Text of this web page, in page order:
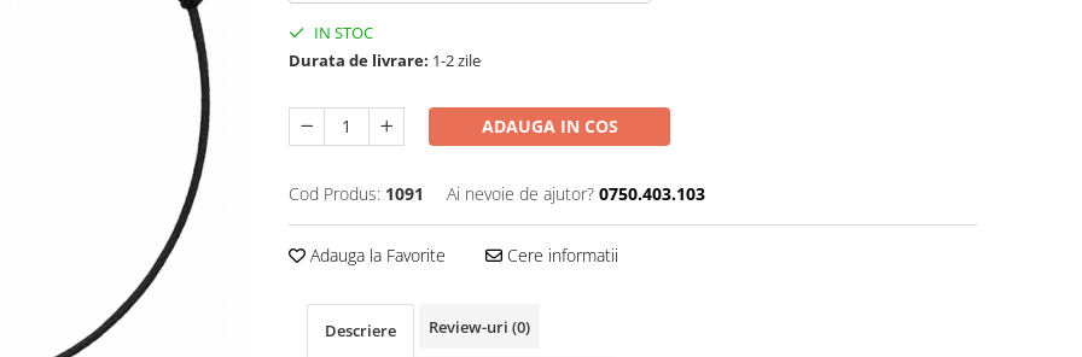
IN STOC
Durata de livrare: 1-2 zile
ADAUGA IN COS
Cod Produs: 1091 Ai nevoie de ajutor? 0750.403.103
Adauga la Favorite Cere informatii
Descriere Review-uri (0)